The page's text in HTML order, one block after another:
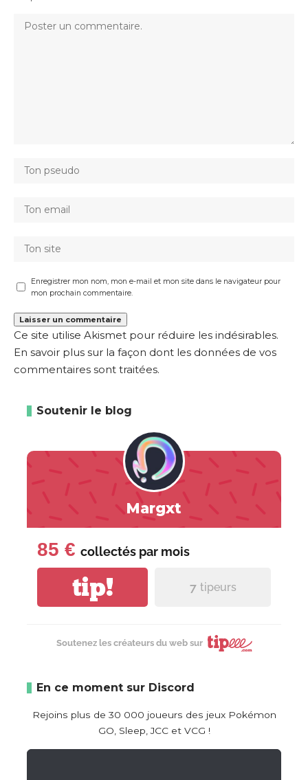
Enregistrer mon nom, mon e-mail et mon site dans le navigateur pour
mon prochain commentaire.
Ce site utilise Akismet pour réduire les indésirables.
En savoir plus sur la façon dont les données de vos
commentaires sont traitées.
Soutenir le blog
Margxt
85 € collectés par mois
tip! 7 tipeurs
Soutenez les créateurs du web sur
En ce moment sur Discord
Rejoins plus de 30 000 joueurs des jeux Pokémon
GO, Sleep, JCC et VCG !